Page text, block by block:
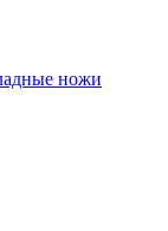
ножи